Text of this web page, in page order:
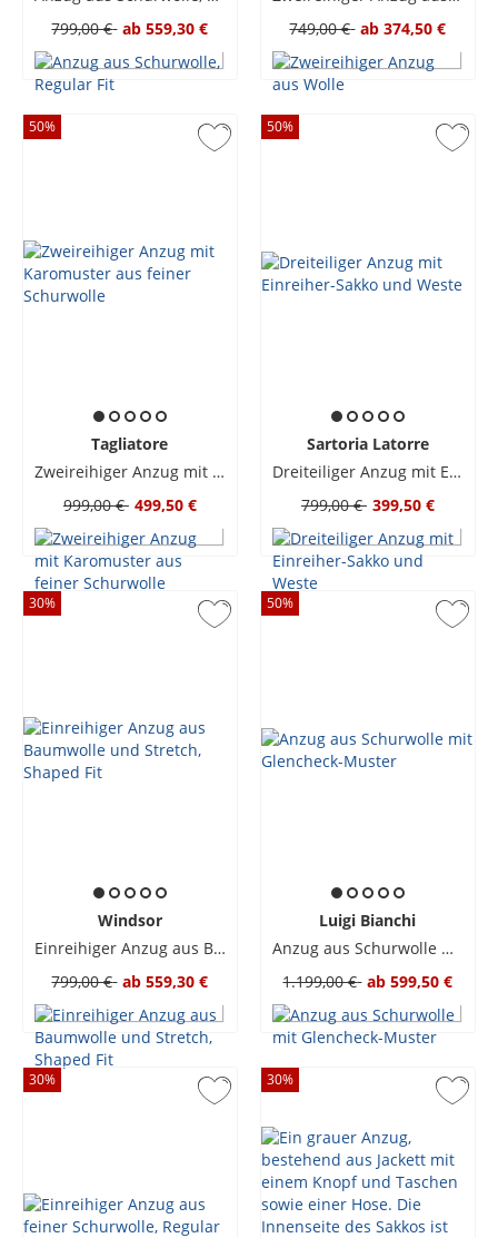
799,00 € ab 559,30 €
749,00 € ab 374,50 €
50%
Tagliatore
Zweireihiger Anzug mit Karomuster aus feiner Schurwolle
999,00 € 499,50 €
50%
Sartoria Latorre
Dreiteiliger Anzug mit Einreiher-Sakko und Weste
799,00 € 399,50 €
30%
Windsor
Einreihiger Anzug aus Baumwolle und Stretch, Shaped Fit
799,00 € ab 559,30 €
50%
Luigi Bianchi
Anzug aus Schurwolle mit Glencheck-Muster
1.199,00 € ab 599,50 €
30% 30%